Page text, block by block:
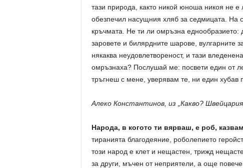
тази природа, както никой юноша никоя не
обезпечил насущния хляб за седмицата. На
кръчмата. Не ти ли омръзна еднообразието:
заровете и билярдните шарове, вулгарните
някаква неудовлетвореност, и тази
омръзнаха? Послушай ме: посвети един от
тръгнеш с мене, уверявам те, ни един хубав
Алеко Константинов, из „Какво? Швейцария
Народа, в когото ти вярваш, е роб,
тиранията благодеяние, роболепието
този народ е клет и нещастен, трижд
за други, мъчен от неприятели, а още